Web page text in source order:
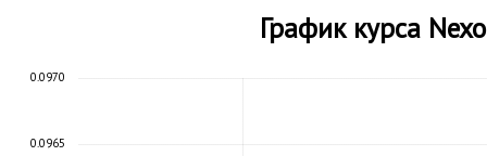
График курса Nexo
0.0965
0.0970